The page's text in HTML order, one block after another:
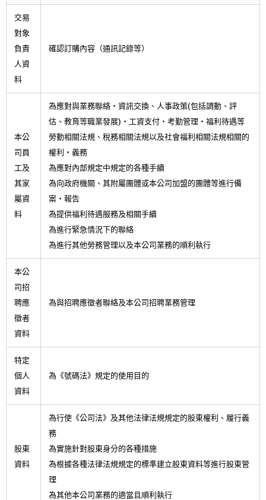
交易
對象
負責
人資
料
確認訂購內容（通訊記錄等）
本公
司員
工及
其家
屬資
料
為應對與業務聯絡・資訊交換、人事政策(包括調動、評
估、教育等職業發展)・工資支付・考勤管理・福利待遇等
勞動相關法規、稅務相關法規以及社會福利相關法規相關的
權利・義務
為應對內部規定中規定的各種手續
為向政府機關、其附屬團體或本公司加盟的團體等進行備
案・報告
為提供福利待遇服務及相關手續
為進行緊急情況下的聯絡
為進行其他勞務管理以及本公司業務的順利執行
本公
司招
聘應
徵者
資料
為與招聘應徵者聯絡及本公司招聘業務管理
特定
個人
資料
為《號碼法》規定的使用目的
股東
資料
為行使《公司法》及其他法律法規規定的股東權利、履行義
務
為實施針對股東身分的各種措施
為根據各種法律法規規定的標準建立股東資料等進行股東管
理
為其他本公司業務的適當且順利執行